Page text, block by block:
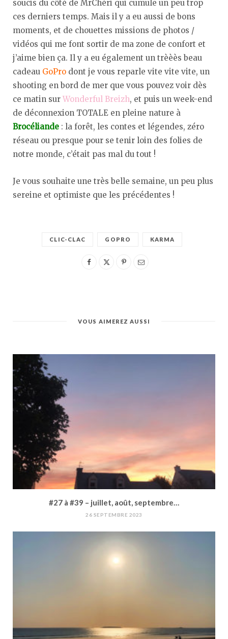
soucis du côté de MrChéri qui cumule un peu trop
ces derniers temps. Mais il y a eu aussi de bons
moments, et de chouettes missions de photos /
vidéos qui me font sortir de ma zone de confort et
j’aime bien ça. Il y a eu également un trèèès beau
cadeau GoPro dont je vous reparle vite vite vite, un
shooting en bord de mer que vous pouvez voir dès
ce matin sur Wonderful Breizh, et puis un week-end
de déconnexion TOTALE en pleine nature à
Brocéliande : la forêt, les contes et légendes, zéro
réseau ou presque pour se tenir loin des folies de
notre monde, c’était pas mal du tout !
Je vous souhaite une très belle semaine, un peu plus
sereine et optimiste que les précédentes !
CLIC-CLAC GOPRO KARMA
VOUS AIMEREZ AUSSI
#27 à #39 – juillet, août, septembre…
26 SEPTEMBRE 2023